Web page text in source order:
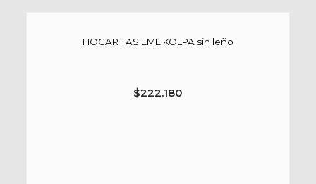
HOGAR TAS EME KOLPA sin leño
$222.180